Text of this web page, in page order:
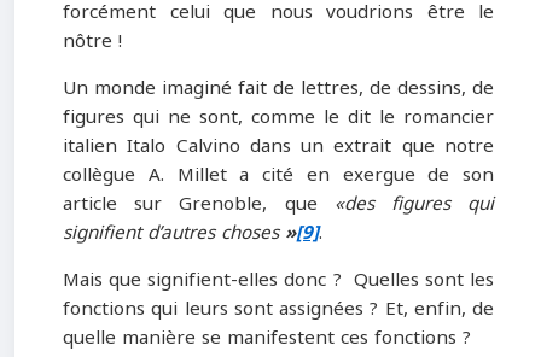
forcément celui que nous voudrions être le
nôtre !
Un monde imaginé fait de lettres, de dessins, de
figures qui ne sont, comme le dit le romancier
italien Italo Calvino dans un extrait que notre
collègue A. Millet a cité en exergue de son
article sur Grenoble, que «des figures qui
signifient d’autres choses»[9].
Mais que signifient-elles donc ? Quelles sont les
fonctions qui leurs sont assignées ? Et, enfin, de
quelle manière se manifestent ces fonctions ?